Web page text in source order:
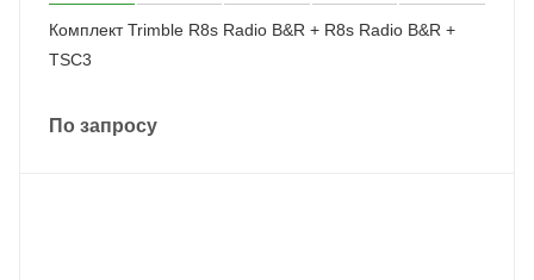
Комплект Trimble R8s Radio B&R + R8s Radio B&R +
TSC3
По запросу